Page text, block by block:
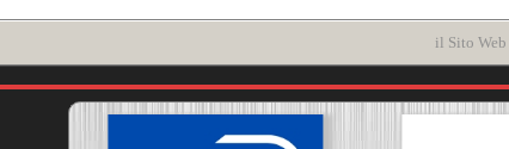
il Sito Web